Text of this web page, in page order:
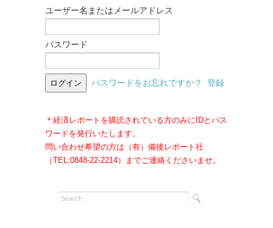
ユーザー名またはメールアドレス
パスワード
パスワードをお忘れですか？ 登録
＊経済レポートを購読されている方のみにIDとパス
ワードを発行いたします。
問い合わせ希望の方は（有）備後レポート社
（TEL:0848-22-2214）までご連絡くださいませ。